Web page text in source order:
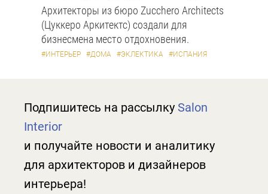
Архитекторы из бюро Zucchero Architects
(Цуккеро Аркитектс) создали для
бизнесмена место отдохновения.
#ИНТЕРЬЕР #ДОМА #ЭКЛЕКТИКА #ИСПАНИЯ
Подпишитесь на рассылку Salon
Interior
и получайте новости и аналитику
для архитекторов и дизайнеров
интерьера!